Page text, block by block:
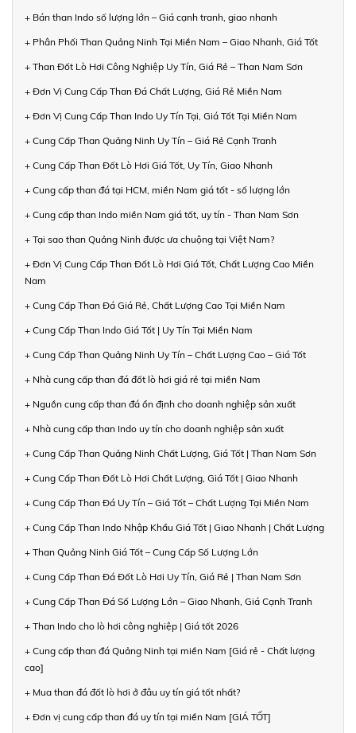
+ Bán than Indo số lượng lớn – Giá cạnh tranh, giao nhanh
+ Phân Phối Than Quảng Ninh Tại Miền Nam – Giao Nhanh, Giá Tốt
+ Than Đốt Lò Hơi Công Nghiệp Uy Tín, Giá Rẻ – Than Nam Sơn
+ Đơn Vị Cung Cấp Than Đá Chất Lượng, Giá Rẻ Miền Nam
+ Đơn Vị Cung Cấp Than Indo Uy Tín Tại, Giá Tốt Tại Miền Nam
+ Cung Cấp Than Quảng Ninh Uy Tín – Giá Rẻ Cạnh Tranh
+ Cung Cấp Than Đốt Lò Hơi Giá Tốt, Uy Tín, Giao Nhanh
+ Cung cấp than đá tại HCM, miền Nam giá tốt - số lượng lớn
+ Cung cấp than Indo miền Nam giá tốt, uy tín - Than Nam Sơn
+ Tại sao than Quảng Ninh được ưa chuộng tại Việt Nam?
+ Đơn Vị Cung Cấp Than Đốt Lò Hơi Giá Tốt, Chất Lượng Cao Miền
Nam
+ Cung Cấp Than Đá Giá Rẻ, Chất Lượng Cao Tại Miền Nam
+ Cung Cấp Than Indo Giá Tốt | Uy Tín Tại Miền Nam
+ Cung Cấp Than Quảng Ninh Uy Tín – Chất Lượng Cao – Giá Tốt
+ Nhà cung cấp than đá đốt lò hơi giá rẻ tại miền Nam
+ Nguồn cung cấp than đá ổn định cho doanh nghiệp sản xuất
+ Nhà cung cấp than Indo uy tín cho doanh nghiệp sản xuất
+ Cung Cấp Than Quảng Ninh Chất Lượng, Giá Tốt | Than Nam Sơn
+ Cung Cấp Than Đốt Lò Hơi Chất Lượng, Giá Tốt | Giao Nhanh
+ Cung Cấp Than Đá Uy Tín – Giá Tốt – Chất Lượng Tại Miền Nam
+ Cung Cấp Than Indo Nhập Khẩu Giá Tốt | Giao Nhanh | Chất Lượng
+ Than Quảng Ninh Giá Tốt – Cung Cấp Số Lượng Lớn
+ Cung Cấp Than Đá Đốt Lò Hơi Uy Tín, Giá Rẻ | Than Nam Sơn
+ Cung Cấp Than Đá Số Lượng Lớn – Giao Nhanh, Giá Cạnh Tranh
+ Than Indo cho lò hơi công nghiệp | Giá tốt 2026
+ Cung cấp than đá Quảng Ninh tại miền Nam [Giá rẻ - Chất lượng
cao]
+ Mua than đá đốt lò hơi ở đâu uy tín giá tốt nhất?
+ Đơn vị cung cấp than đá uy tín tại miền Nam [GIÁ TỐT]